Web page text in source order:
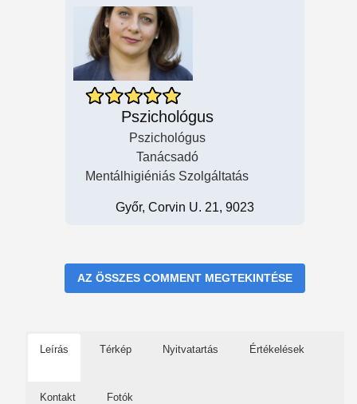
Pszichológus
Pszichológus
Tanácsadó
Mentálhigiéniás Szolgáltatás
Győr, Corvin U. 21, 9023
AZ ÖSSZES COMMENT MEGTEKINTÉSE
Leírás Térkép Nyitvatartás Értékelések
Kontakt Fotók